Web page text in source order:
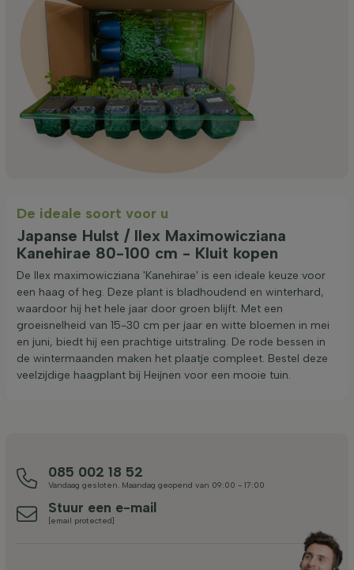
De ideale soort voor u
Japanse Hulst / Ilex Maximowicziana
Kanehirae 80-100 cm - Kluit kopen
De Ilex maximowicziana 'Kanehirae' is een ideale keuze voor
een haag of heg. Deze plant is bladhoudend en winterhard,
waardoor hij het hele jaar door groen blijft. Met een
groeisnelheid van 15-30 cm per jaar en witte bloemen in mei
en juni, biedt hij een prachtige uitstraling. De rode bessen in
de wintermaanden maken het plaatje compleet. Bestel deze
veelzijdige haagplant bij Heijnen voor een mooie tuin.
085 002 18 52
Vandaag gesloten. Maandag geopend van 09:00 - 17:00
Stuur een e-mail
[email protected]